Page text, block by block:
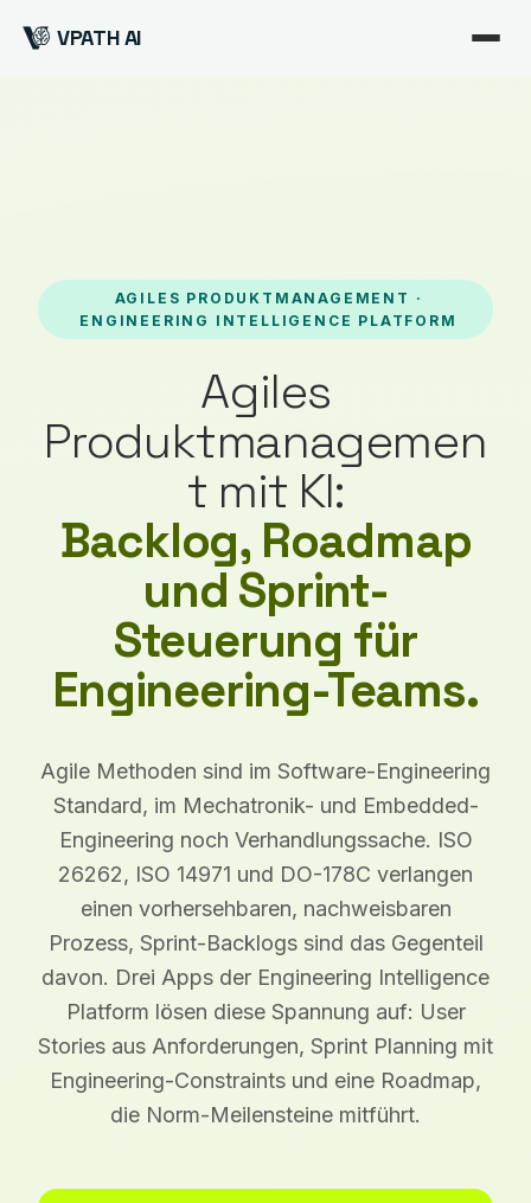
VPATH AI
AGILES PRODUKTMANAGEMENT ·
ENGINEERING INTELLIGENCE PLATFORM
Agiles
Produktmanagemen
t mit KI:
Backlog, Roadmap
und Sprint-
Steuerung für
Engineering-Teams.
Agile Methoden sind im Software-Engineering
Standard, im Mechatronik- und Embedded-
Engineering noch Verhandlungssache. ISO
26262, ISO 14971 und DO-178C verlangen
einen vorhersehbaren, nachweisbaren
Prozess, Sprint-Backlogs sind das Gegenteil
davon. Drei Apps der Engineering Intelligence
Platform lösen diese Spannung auf: User
Stories aus Anforderungen, Sprint Planning mit
Engineering-Constraints und eine Roadmap,
die Norm-Meilensteine mitführt.